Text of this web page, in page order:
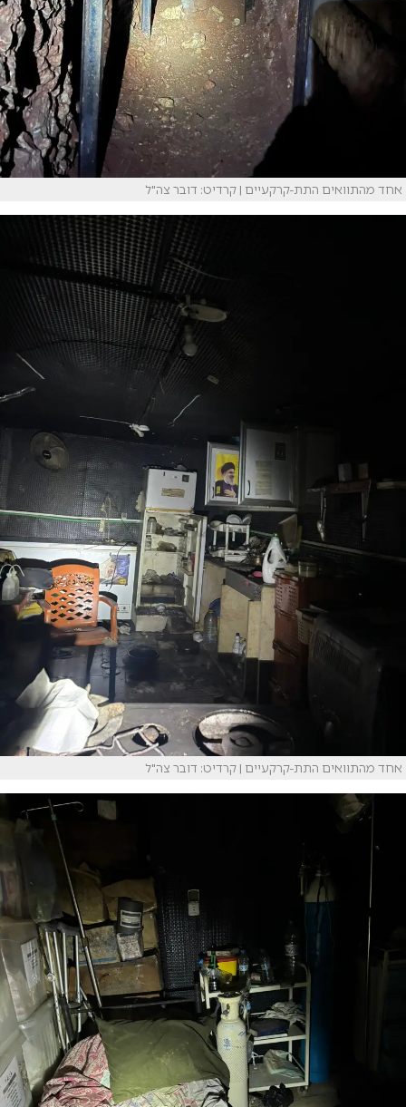
אחד מהתוואים התת-קרקעיים | קרדיט: דובר צה"ל
אחד מהתוואים התת-קרקעיים | קרדיט: דובר צה"ל